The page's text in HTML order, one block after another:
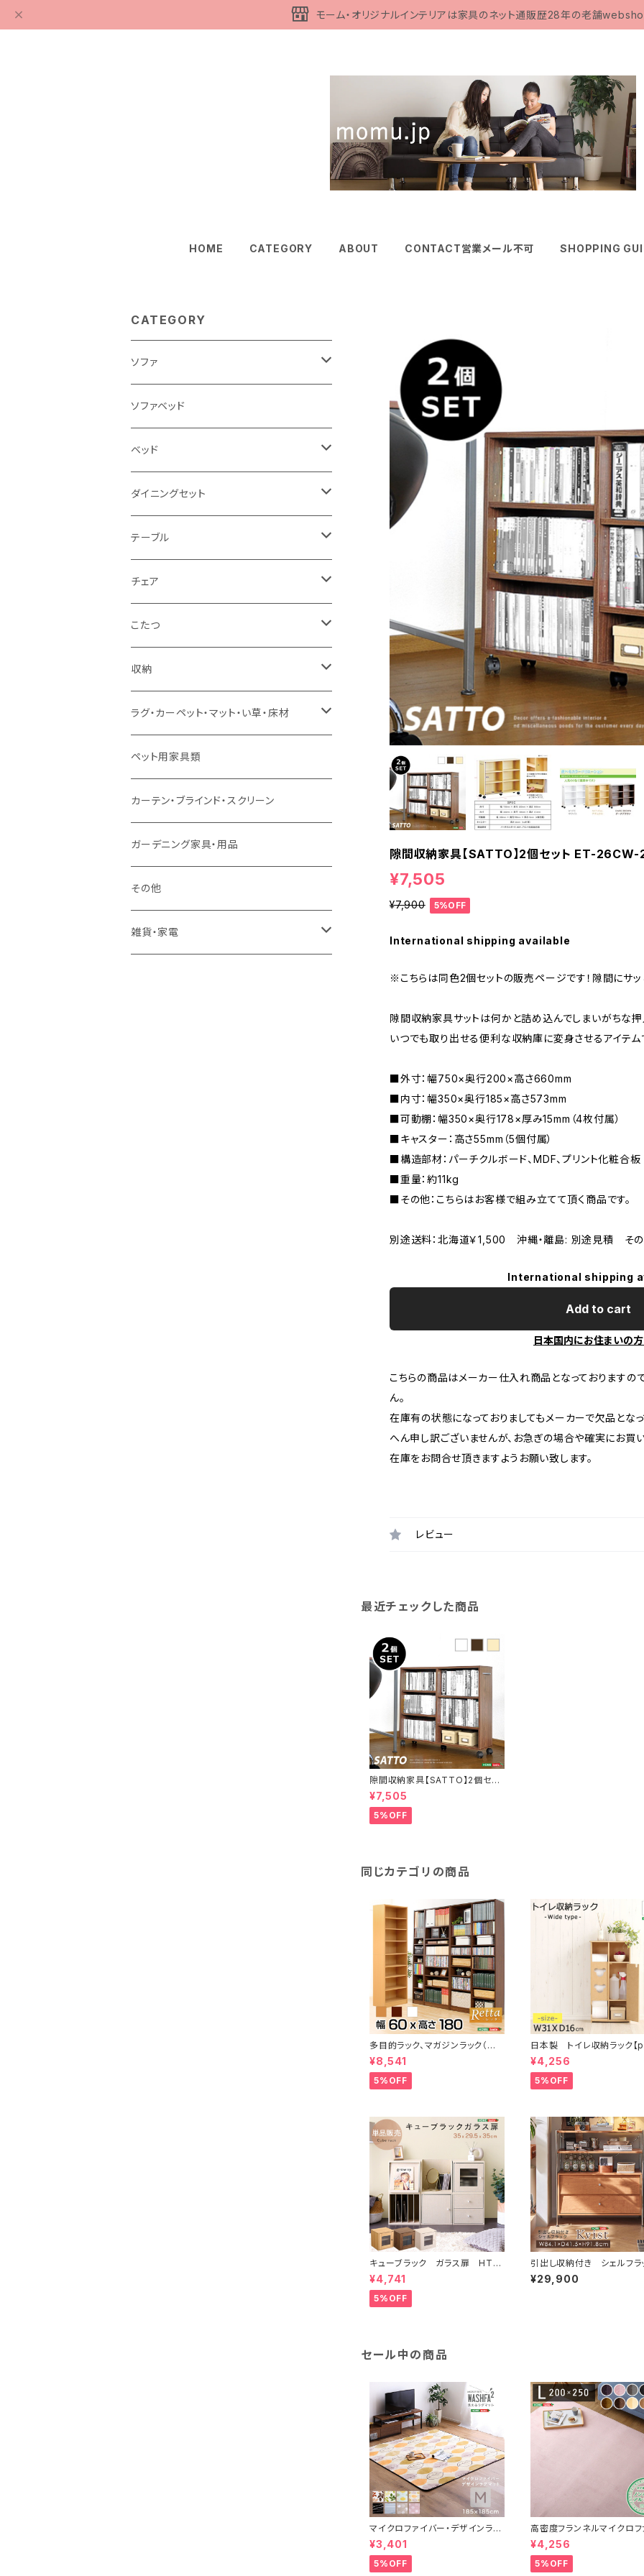
モーム・オリジナルインテリアは家具のネット通販歴28年の老舗
HOME CATEGORY ABOUT CONTACT営業メール不可 SHOPPING
隙間収納家具【SATTO】2個セット ET-
¥7,505
¥7,900 5%OFF
International shipping available
※こちらは同色2個セットの販売ページです！隙間にサ
隙間収納家具サットは何かと詰め込んでしまいがちな
いつでも取り出せる便利な収納庫に変身させるアイテム
■外寸：幅750×奥行200×高さ660mm
■内寸：幅350×奥行185×高さ573mm
■可動棚：幅350×奥行178×厚み15mm（4枚付属）
■キャスター：高さ55mm（5個付属）
■構造部材：パーチクルボード、MDF、プリント化粧合板
■重量：約11kg
■その他：こちらはお客様で組み立てて頂く商品です。
別途送料：北海道￥1,500 沖縄・離島: 別途見積 そ
International shipping
Add to cart
日本国内にお住まいの
こちらの商品はメーカー仕入れ商品となっておりますの
ん。
在庫有の状態になっておりましてもメーカーで欠品とな
へん申し訳ございませんが、お急ぎの場合や確実にお
在庫をお問合せ頂きますようお願い致します。
レビュー
最近チェックした商品
隙間収納家具【SATTO】2個セッ
ト ET-26CW-2SET
¥7,505
5%OFF
同じカテゴリの商品
多目的ラック、マガジンラック（幅6
0cm）オシャレで大容量な収納本
棚、レイアウト自由｜Retta-レッ
タ- RT-1860
¥8,541
5%OFF
日本製 トイレ収納ラック
-プリート】 ワイドタイプ
¥4,256
5%OFF
キューブラック ガラス扉 HT-
QTG
¥4,741
5%OFF
引出し収納付き シェルフラ
ク 【Kvist-クヴィスト-】
I-100004
¥29,900
セール中の商品
マイクロファイバー・デザインラグ
マットMサイズ（185×185cm）洗
えるラグマット 【WASHFA2】 FRG
-D2-M
¥3,401
5%OFF
高密度フランネルマイクロフ
バー・ラグマットLサイズ（
0cm）洗えるラグマット｜ナ
ア
¥4,256
5%OFF
CATEGORY
ソファ
3人掛け
2.5人掛け
2人掛け
1人掛け
カウチソファ
コーナーソファ
ソファセット
スツール・オットマン
ソファ付属品
クッション・座椅子
ソファベッド
ベッド
シングルサイズ以下（フレームのみ）
セミダブルサイズ（フレームのみ）
ダブルサイズ（フレームのみ）
ワイドダブルサイズ以上（フレームのみ）
シングルサイズ以下（マットレス付）
セミダブルサイズ（マットレス付）
ダブルサイズ（マットレス付）
ダブルサイズ以上（マットレス付）
ロフトベッド
二段ベッド
マットレス
ダイニングセット
ダイニング3点セット以下
ダイニング4点セット
ダイニング5点・6点セット
ダイニング7点セット以上
テーブル
センターテーブル
ダイニングテーブル
カウンターテーブル
リフティングテーブル
サイドテーブル・コーヒーテーブル
デスク
チェア
ダイニングチェア
カウンターチェア
キッズチェア
オフィスチェア・ゲーミングチェア
ダイニングベンチ・スツール
こたつ
こたつテーブル
こたつ布団
コタツ・布団セット
収納
本棚・シェルフ
食器棚・収納庫
レンジ台・カウンター
ラック
TVボード
キャビネット・飾り棚
ラグ・カーペット・マット・い草・床材
マット・フロアタイル
ラグ
カーペット
ペット用家具類
カーテン・ブラインド・スクリーン
ガーデニング家具・用品
その他
雑貨・家電